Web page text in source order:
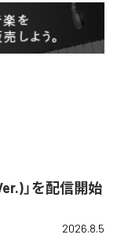
」を配信開始
2026.8.5